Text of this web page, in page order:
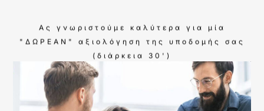
Ας γνωριστούμε καλύτερα για μία
"ΔΩΡΕΑΝ" αξιολόγηση της υποδομής σας
(διάρκεια 30')